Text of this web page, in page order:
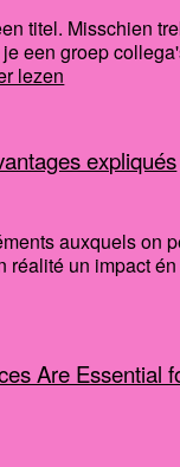
titel. Misschien
een groep
lezen
expliqués
auxquels on
réalité un impact én
Are Essential